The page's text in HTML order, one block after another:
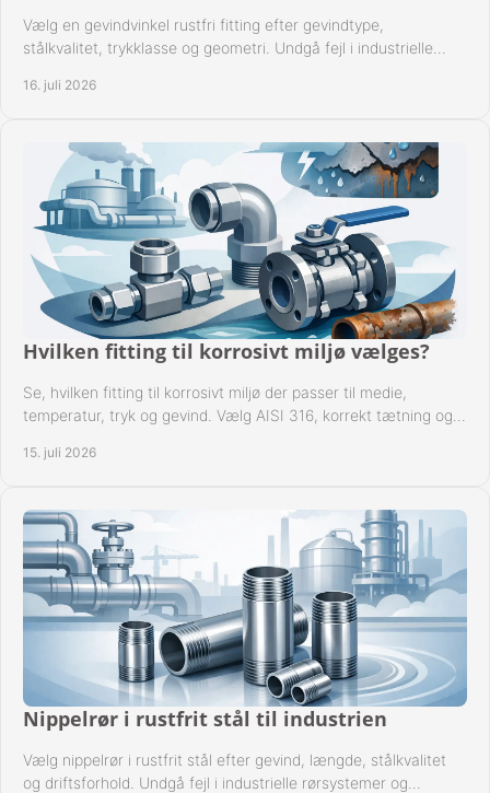
Vælg en gevindvinkel rustfri fitting efter gevindtype,
stålkvalitet, trykklasse og geometri. Undgå fejl i industrielle
16. juli 2026
Hvilken fitting til korrosivt miljø vælges?
Se, hvilken fitting til korrosivt miljø der passer til medie,
temperatur, tryk og gevind. Vælg AISI 316, korrekt tætning og
15. juli 2026
Nippelrør i rustfrit stål til industrien
Vælg nippelrør i rustfrit stål efter gevind, længde, stålkvalitet
og driftsforhold. Undgå fejl i industrielle rørsystemer og